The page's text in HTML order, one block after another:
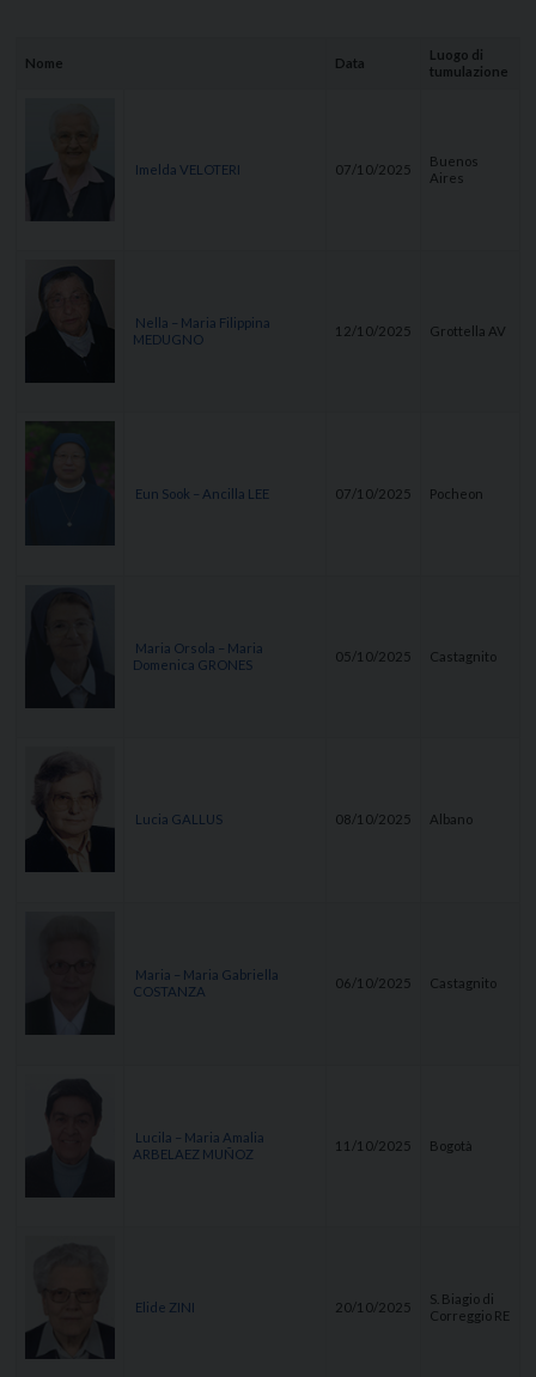
Nome Data
Luogo di
tumulazione
Imelda VELOTERI 07/10/2025
Buenos
Aires
Nella – Maria Filippina
MEDUGNO
12/10/2025 Grottella AV
Eun Sook – Ancilla LEE 07/10/2025 Pocheon
Maria Orsola – Maria
Domenica GRONES
05/10/2025 Castagnito
Lucia GALLUS 08/10/2025 Albano
Maria – Maria Gabriella
COSTANZA
06/10/2025 Castagnito
Lucila – Maria Amalia
ARBELAEZ MUÑOZ
11/10/2025 Bogotà
Elide ZINI 20/10/2025
S. Biagio di
Correggio RE